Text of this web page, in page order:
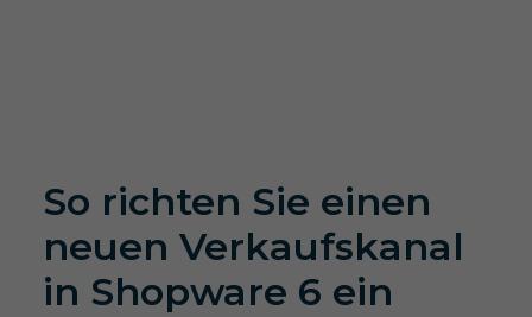
So richten Sie einen
neuen Verkaufskanal
in Shopware 6 ein